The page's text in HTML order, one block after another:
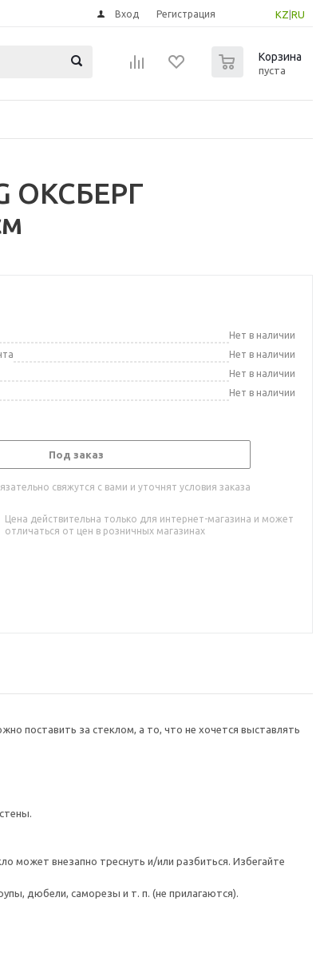
KZ RU
Вход Регистрация
Корзина
пуста
ОКСБЕРГ
Нет в наличии
Нет в наличии
Нет в наличии
Нет в наличии
Под заказ
свяжутся с вами и уточнят условия заказа
Цена действительна только для интернет-магазина и может
отличаться от цен в розничных магазинах
поставить за стеклом, а то, что не хочется выставлять
может внезапно треснуть и/или разбиться. Избегайте
дюбели, саморезы и т. п. (не прилагаются).